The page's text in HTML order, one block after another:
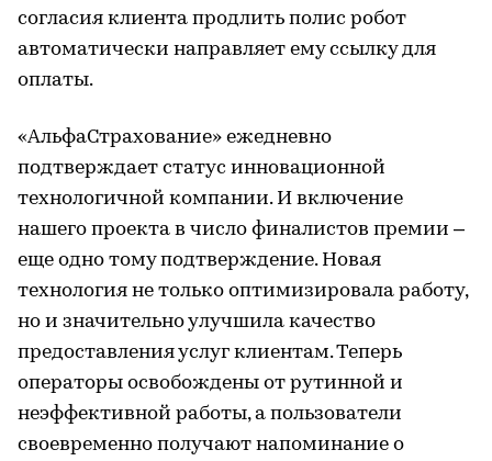
согласия клиента продлить полис робот
автоматически направляет ему ссылку для
оплаты.
«АльфаСтрахование» ежедневно
подтверждает статус инновационной
технологичной компании. И включение
нашего проекта в число финалистов премии –
еще одно тому подтверждение. Новая
технология не только оптимизировала работу,
но и значительно улучшила качество
предоставления услуг клиентам. Теперь
операторы освобождены от рутинной и
неэффективной работы, а пользователи
своевременно получают напоминание о